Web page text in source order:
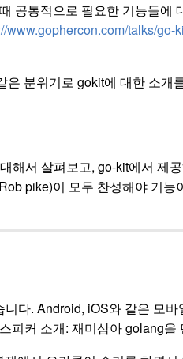
공통적으로 필요한 기능들에
www.gophercon.com/talks/go-
분위기로 gokit에 대한 소
해서 살펴보고, go-kit에서 제
pike)이 모두 찬성해야 기
다. Android, iOS와 같은 모
피커 소개: 재미삼아 golang을